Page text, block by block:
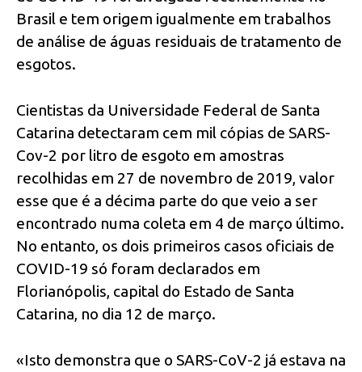
Brasil e tem origem igualmente em trabalhos
de análise de águas residuais de tratamento de
esgotos.
Cientistas da Universidade Federal de Santa
Catarina detectaram cem mil cópias de SARS-
Cov-2 por litro de esgoto em amostras
recolhidas em 27 de novembro de 2019, valor
esse que é a décima parte do que veio a ser
encontrado numa coleta em 4 de março último.
No entanto, os dois primeiros casos oficiais de
COVID-19 só foram declarados em
Florianópolis, capital do Estado de Santa
Catarina, no dia 12 de março.
«Isto demonstra que o SARS-CoV-2 já estava na